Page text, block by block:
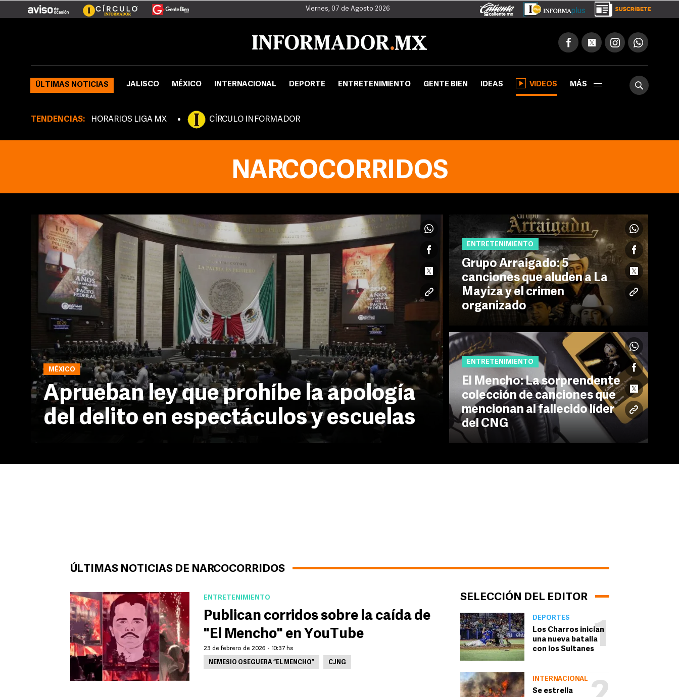
Viernes, 07 de Agosto 2026
ÚLTIMAS NOTICIAS JALISCO MÉXICO INTERNACIONAL DEPORTE ENTRETENIMIENTO GENTE BIEN IDEAS VIDEOS MÁS
TENDENCIAS: HORARIOS LIGA MX CÍRCULO INFORMADOR
NARCOCORRIDOS
MÉXICO
Aprueban ley que prohíbe la apología
del delito en espectáculos y escuelas
ENTRETENIMIENTO
Grupo Arraigado: 5
canciones que aluden a La
Mayiza y el crimen
organizado
ENTRETENIMIENTO
El Mencho: La sorprendente
colección de canciones que
mencionan al fallecido líder
del CNG
ÚLTIMAS NOTICIAS DE NARCOCORRIDOS
SELECCIÓN DEL EDITOR
1
DEPORTES
Los Charros inician
una nueva batalla
con los Sultanes
INTERNACIONAL
Se estrella
ENTRETENIMIENTO
Publican corridos sobre la caída de
"El Mencho" en YouTube
23 de febrero de 2026 - 10:37 hs
NEMESIO OSEGUERA “EL MENCHO” CJNG